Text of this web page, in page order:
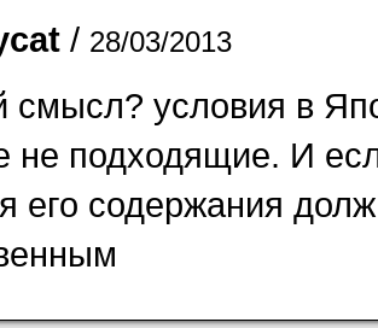
/ 28/03/2013
смысл? условия в
не подходящие. И
его содержания